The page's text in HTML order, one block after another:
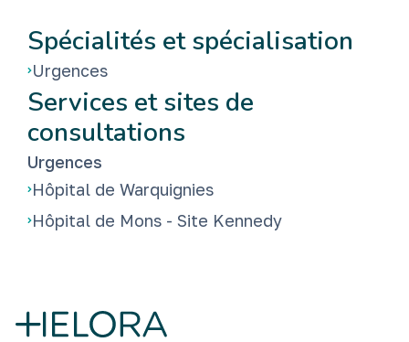
Spécialités et spécialisation
Urgences
Services et sites de
consultations
Urgences
Hôpital de Warquignies
Hôpital de Mons - Site Kennedy